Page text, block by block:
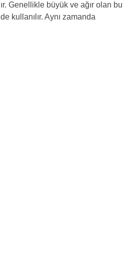
Genellikle büyük ve ağır olan bu
kullanılır. Aynı zamanda